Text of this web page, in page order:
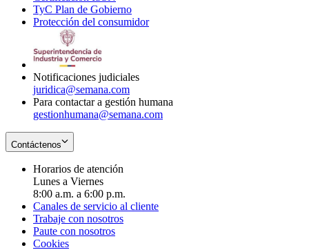
new
window
in
new
TyC Plan de Gobierno
in
Protección del consumidorOpens
Notificaciones judiciales
juridica@semana.com
Para contactar a gestión humana
gestionhumana@semana.com
Contáctenos
Horarios de atención
Lunes a Viernes
8:00 a.m. a 6:00 p.m.
Canales de servicio al cliente
Trabaje con nosotros
Paute con nosotros
Cookies